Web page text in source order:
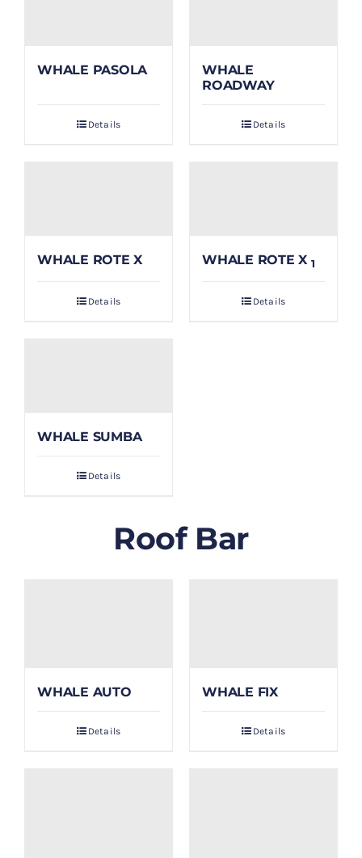
WHALE PASOLA
Details
WHALE
ROADWAY
Details
WHALE ROTE X
Details
WHALE ROTE X 1
Details
WHALE SUMBA
Details
Roof Bar
WHALE AUTO
Details
WHALE FIX
Details